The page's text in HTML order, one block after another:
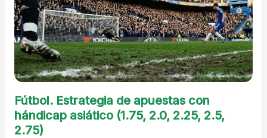
Fútbol. Estrategia de apuestas con
hándicap asiático (1.75, 2.0, 2.25, 2.5,
2.75)